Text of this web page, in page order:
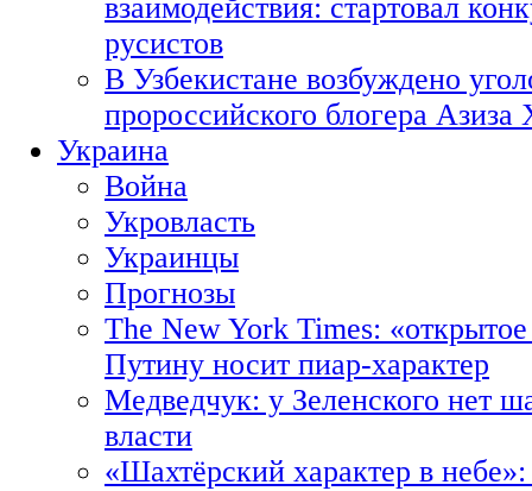
взаимодействия: стартовал
русистов
В Узбекистане возбуждено
пророссийского блогера Азиза
Украина
Война
Укровласть
Украинцы
Прогнозы
The New York Times:
Путину носит пиар-характер
Медведчук: у Зеленского нет
власти
«Шахтёрский характер в